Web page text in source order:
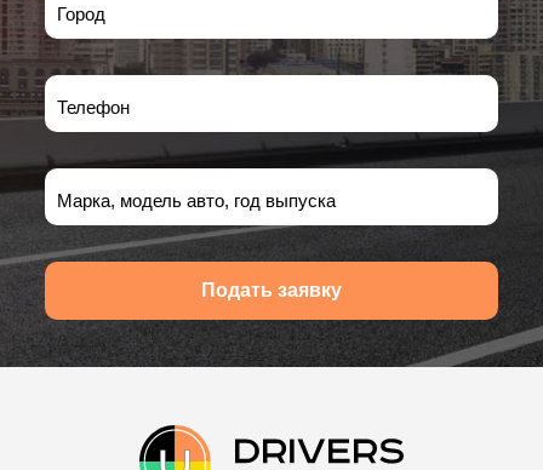
Город
Телефон
Марка, модель авто, год выпуска
Подать заявку